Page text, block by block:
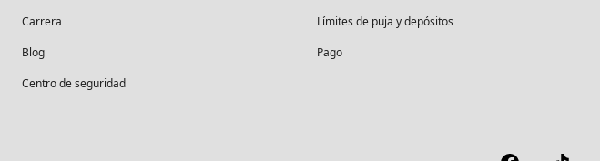
Carrera
Blog
Centro de seguridad
Límites de puja y depósitos
Pago